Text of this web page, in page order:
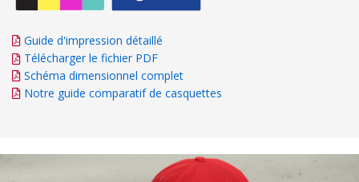
Guide d'impression détaillé
Télécharger le fichier PDF
Schéma dimensionnel complet
Notre guide comparatif de casquettes